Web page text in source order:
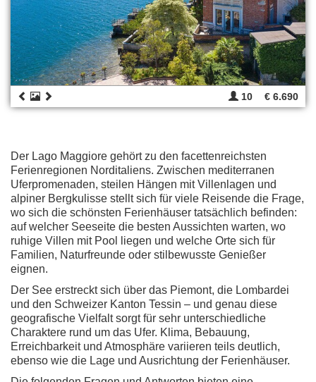
10 € 6.690
Der Lago Maggiore gehört zu den facettenreichsten
Ferienregionen Norditaliens. Zwischen mediterranen
Uferpromenaden, steilen Hängen mit Villenlagen und
alpiner Bergkulisse stellt sich für viele Reisende die Frage,
wo sich die schönsten Ferienhäuser tatsächlich befinden:
auf welcher Seeseite die besten Aussichten warten, wo
ruhige Villen mit Pool liegen und welche Orte sich für
Familien, Naturfreunde oder stilbewusste Genießer
eignen.
Der See erstreckt sich über das Piemont, die Lombardei
und den Schweizer Kanton Tessin – und genau diese
geografische Vielfalt sorgt für sehr unterschiedliche
Charaktere rund um das Ufer. Klima, Bebauung,
Erreichbarkeit und Atmosphäre variieren teils deutlich,
ebenso wie die Lage und Ausrichtung der Ferienhäuser.